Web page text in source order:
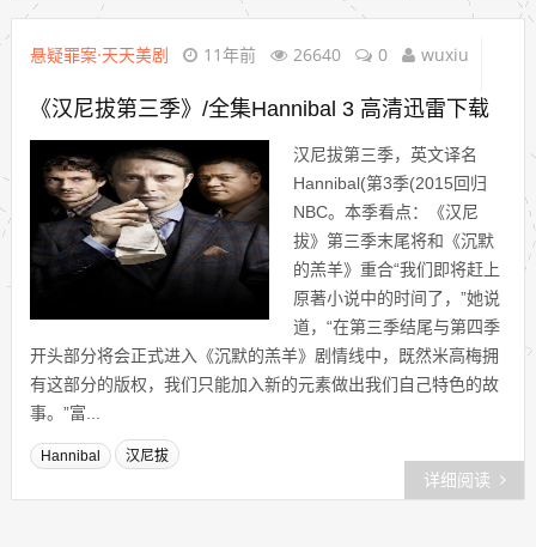
悬疑罪案·天天美剧 11年前 26640 0 wuxiu
《汉尼拔第三季》/全集Hannibal 3 高清迅雷下载
汉尼拔第三季，英文译名
Hannibal(第3季(2015回归
NBC。本季看点：《汉尼
拔》第三季末尾将和《沉默
的羔羊》重合“我们即将赶上
原著小说中的时间了，”她说
道，“在第三季结尾与第四季
开头部分将会正式进入《沉默的羔羊》剧情线中，既然米高梅拥
有这部分的版权，我们只能加入新的元素做出我们自己特色的故
事。”富...
Hannibal 汉尼拔
详细阅读